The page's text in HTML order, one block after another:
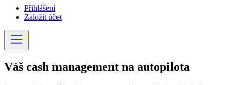
Přihlášení
Založit účet
Váš cash management na autopilota